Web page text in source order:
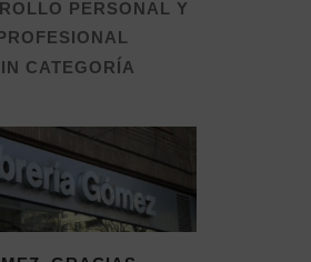
PERSONAL Y
CATEGORÍA